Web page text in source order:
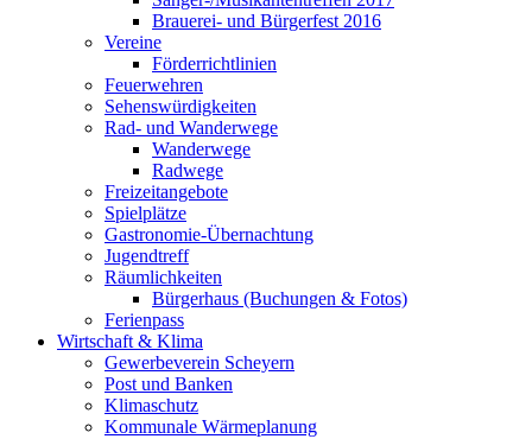
Brauerei- und Bürgerfest 2016
Vereine
Förderrichtlinien
Feuerwehren
Sehenswürdigkeiten
Rad- und Wanderwege
Wanderwege
Radwege
Freizeitangebote
Spielplätze
Gastronomie-Übernachtung
Jugendtreff
Räumlichkeiten
Bürgerhaus (Buchungen & Fotos)
Ferienpass
Wirtschaft & Klima
Gewerbeverein Scheyern
Post und Banken
Klimaschutz
Kommunale Wärmeplanung